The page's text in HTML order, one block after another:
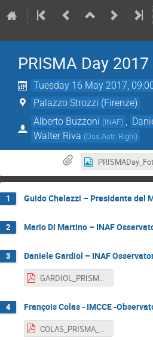
PRISMA Day 2017
Tuesday 16 May 2017,
Palazzo Strozzi (Firenze)
Alberto Buzzoni (INAF)
Walter Riva (Oss.Astr. Righi)
1 Guido Chelazzi – Presidente del
2 Mario Di Martino – INAF
3 Daniele Gardiol – INAF
GARDIOL_PRISMA_Day2017.pdf
4 François Colas - IMCCE -
COLAS_PRISMA_Day2017.pdf